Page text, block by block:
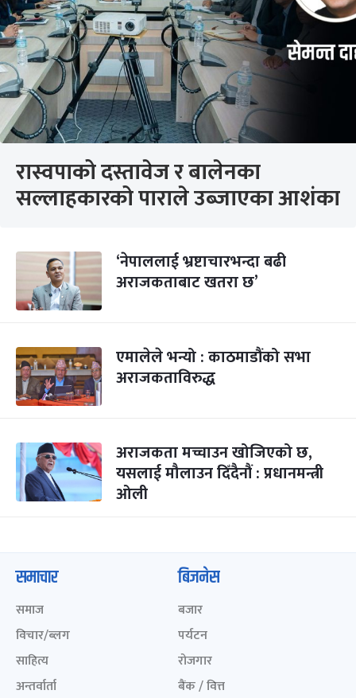
रास्वपाको दस्तावेज र बालेनका
सल्लाहकारको पाराले उब्जाएका आशंका
‘नेपाललाई भ्रष्टाचारभन्दा बढी
अराजकताबाट खतरा छ’
एमालेले भन्यो : काठमाडौंको सभा
अराजकताविरुद्ध
अराजकता मच्चाउन खोजिएको छ,
यसलाई मौलाउन दिँदैनौं : प्रधानमन्त्री
ओली
समाचार
समाज
विचार/ब्लग
साहित्य
अन्तर्वार्ता
बिजनेस
बजार
पर्यटन
रोजगार
बैंक / वित्त